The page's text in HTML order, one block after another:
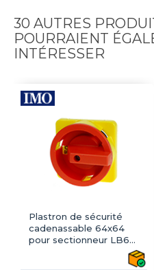
30 AUTRES
POURRAIENT
INTÉRESSER
Plastron de sécurité
cadenassable 64x64
pour sectionneur LB69